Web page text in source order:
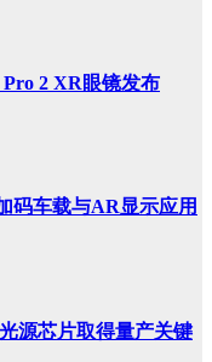
2 XR眼镜发布
码车载与AR显示应用
源芯片取得量产关键